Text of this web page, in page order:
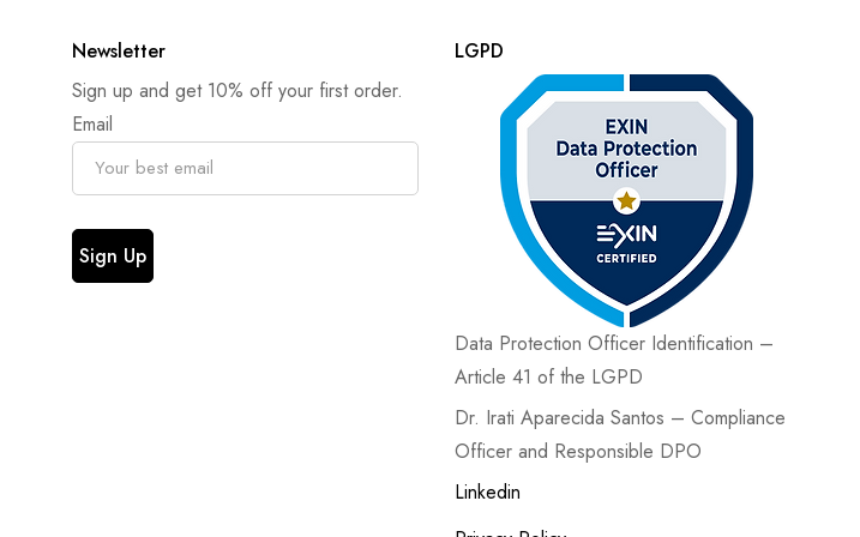
Newsletter
Sign up and get 10% off your first order.
Email
LGPD
Data Protection Officer Identification –
Article 41 of the LGPD
Dr. Irati Aparecida Santos – Compliance
Officer and Responsible DPO
Linkedin